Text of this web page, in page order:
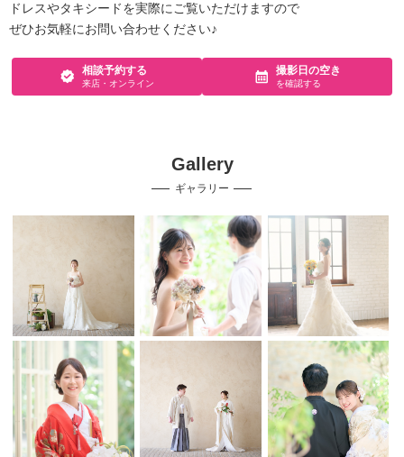
ドレスやタキシードを実際にご覧いただけますので
ぜひお気軽にお問い合わせください♪
相談予約する
来店・オンライン
撮影日の空き
を確認する
Gallery
ギャラリー